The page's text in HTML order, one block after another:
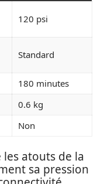
120 psi
Standard
180 minutes
0.6 kg
Non
atouts de la
sa pression